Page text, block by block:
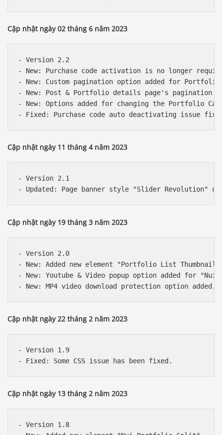
Cập nhật ngày 02 tháng 6 năm 2023
- Version 2.2
- New: Purchase code activation is no longer
- New: Custom pagination option added for
- New: Post & Portfolio details page's pagination
- New: Options added for changing the Portfolio
Cập nhật ngày 11 tháng 4 năm 2023
- Version 2.1
Cập nhật ngày 19 tháng 3 năm 2023
- Version 2.0
- New: Added new element "Portfolio List Thumbnail.
- New: Youtube & Video popup option added for
Cập nhật ngày 22 tháng 2 năm 2023
- Version 1.9
Cập nhật ngày 13 tháng 2 năm 2023
- Version 1.8